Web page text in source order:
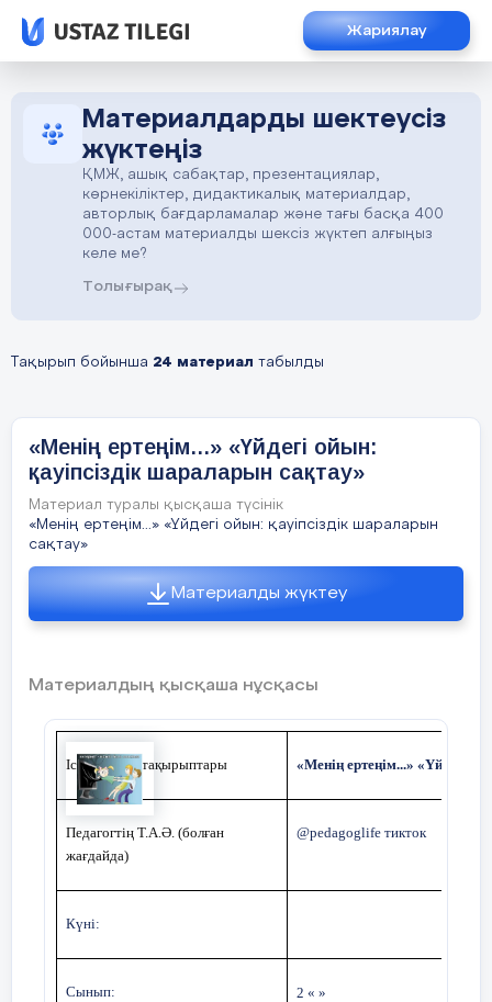
Жариялау
Материалдарды шектеусіз
жүктеңіз
ҚМЖ, ашық сабақтар, презентациялар,
көрнекіліктер, дидактикалық материалдар,
авторлық бағдарламалар және тағы басқа 400
000-астам материалды шексіз жүктеп алғыңыз
келе ме?
Толығырақ
Тақырып бойынша 24 материал табылды
«Менің ертеңім...» «Үйдегі ойын:
қауіпсіздік шараларын сақтау»
Материал туралы қысқаша түсінік
«Менің ертеңім...» «Үйдегі ойын: қауіпсіздік шараларын
сақтау»
Материалды жүктеу
Материалдың қысқаша нұсқасы
Іс-шараның тақырыптары «Менің ертеңім...» «Үйдегі
Педагогтің Т.А.Ә. (болған
жағдайда)
@pedagoglife тикток
Күні:
Сынып: 2 « »